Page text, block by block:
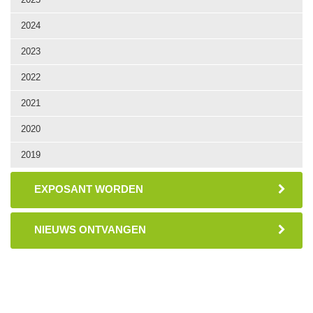
2024
2023
2022
2021
2020
2019
EXPOSANT WORDEN
NIEUWS ONTVANGEN